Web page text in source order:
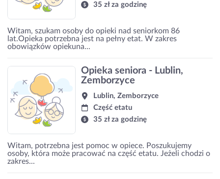
35 zł za godzinę
Witam, szukam osoby do opieki nad seniorkom 86
lat.Opieka potrzebna jest na pełny etat. W zakres
obowiązków opiekuna...
Opieka seniora - Lublin,
Zemborzyce
Lublin, Zemborzyce
Część etatu
35 zł za godzinę
Witam, potrzebna jest pomoc w opiece. Poszukujemy
osoby, która może pracować na część etatu. Jeżeli chodzi o
zakres...